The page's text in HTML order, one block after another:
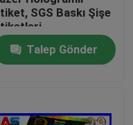
SGS Baskı Şişe
Talep Gönder